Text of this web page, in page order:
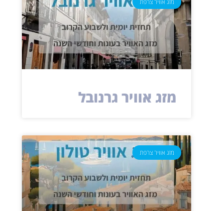
מזג אוויר גרנובל
מזג אוויר צרפת